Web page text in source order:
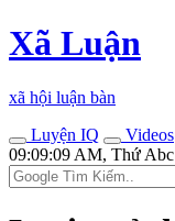
Xã Luận
xã hội luận bàn
Luyện IQ
Videos
09:09:09 AM, Thứ Abc